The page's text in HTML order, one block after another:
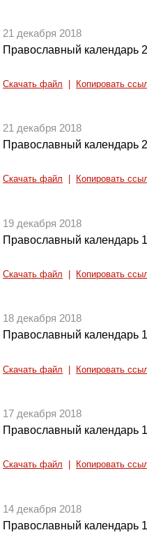
21 декабря 2018
Православный календарь
Скачать файл Копировать
21 декабря 2018
Православный календарь
Скачать файл Копировать
19 декабря 2018
Православный календарь
Скачать файл Копировать
18 декабря 2018
Православный календарь
Скачать файл Копировать
17 декабря 2018
Православный календарь
Скачать файл Копировать
14 декабря 2018
Православный календарь